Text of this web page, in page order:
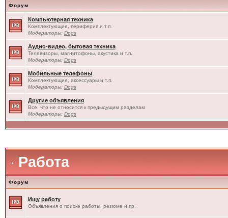
Форум
Компьютерная техника
Комплектующие, периферия и т.п.
Модераторы: Dogs
Аудио-видео, бытовая техника
Телевизоры, магнитофоны, акустика и т.п.
Модераторы: Dogs
Мобильные телефоны
Комплектующие, аксессуары и т.п.
Модераторы: Dogs
Другие объявления
Все, что не относится к предыдущим разделам
Модераторы: Dogs
Работа
Форум
Ищу работу
Объявления о поиске работы, резюме и пр.